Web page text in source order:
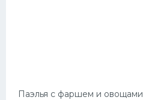
Паэлья с фаршем и овощами